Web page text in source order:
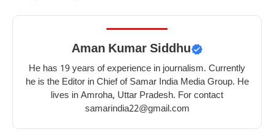
Aman Kumar Siddhu
He has 19 years of experience in journalism. Currently
he is the Editor in Chief of Samar India Media Group. He
lives in Amroha, Uttar Pradesh. For contact
samarindia22@gmail.com